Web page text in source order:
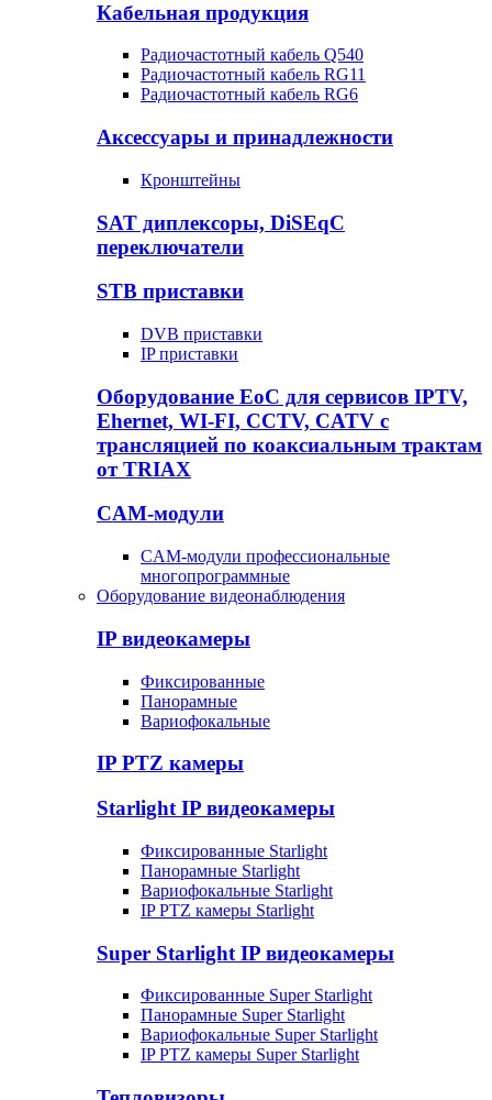
Кабельная продукция
Радиочастотный кабель Q540
Радиочастотный кабель RG11
Радиочастотный кабель RG6
Аксессуары и принадлежности
Кронштейны
SAT диплексоры, DiSEqC
переключатели
STB приставки
DVB приставки
IP приставки
Оборудование EoC для сервисов IPTV,
Ehernet, WI-FI, CCTV, CATV c
трансляцией по коаксиальным трактам
от TRIAX
CAM-модули
CAM-модули профессиональные
многопрограммные
Оборудование видеонаблюдения
IP видеокамеры
Фиксированные
Панорамные
Вариофокальные
IP PTZ камеры
Starlight IP видеокамеры
Фиксированные Starlight
Панорамные Starlight
Вариофокальные Starlight
IP PTZ камеры Starlight
Super Starlight IP видеокамеры
Фиксированные Super Starlight
Панорамные Super Starlight
Вариофокальные Super Starlight
IP PTZ камеры Super Starlight